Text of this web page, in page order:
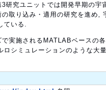
研究ユニットでは開発早期の宇
取り込み・適用の研究を進め,
ている.
実施されるMATLABベースの
ロシミュレーションのような大